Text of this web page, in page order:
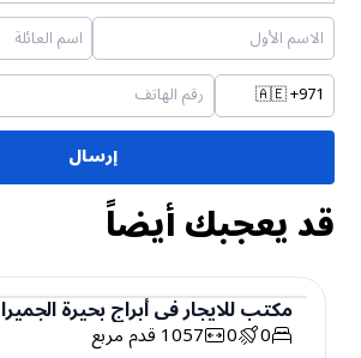
🇦🇪+971
إرسال
قد يعجبك أيضاً
مكتب
مكتبللايجارفيأبراج بحيرة الجميرا
0
0
1057قدم مربع